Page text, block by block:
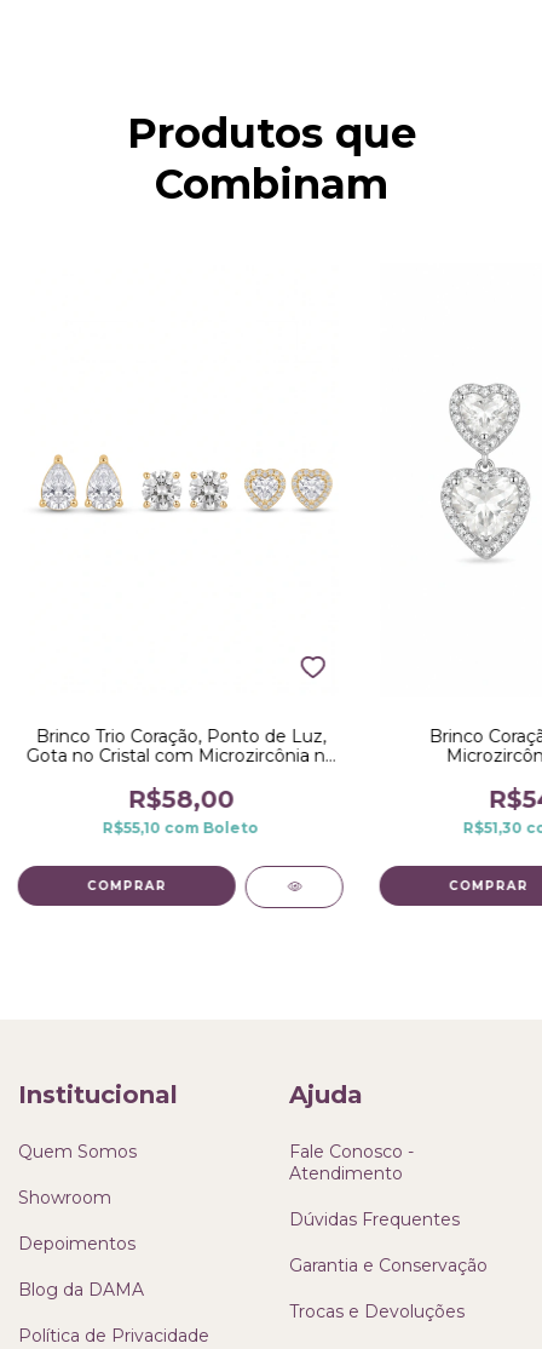
Produtos que
Combinam
Brinco Trio Coração, Ponto de Luz,
Gota no Cristal com Microzircônia no
R$58,00
R$55,10 com Boleto
Brinco
R$51,30
Institucional
Quem Somos
Showroom
Depoimentos
Blog da DAMA
Política de Privacidade
Ajuda
Fale Conosco -
Atendimento
Dúvidas Frequentes
Garantia e Conservação
Trocas e Devoluções